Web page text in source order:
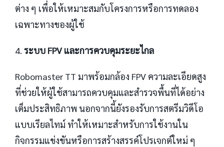
ต่าง ๆ เพื่อให้เหมาะสมกับโครงการหรือการทดลอง
เฉพาะทางของผู้ใช้
4. ระบบ FPV และการควบคุมระยะไกล
Robomaster TT มาพร้อมกล้อง FPV ความละเอียดสูง
ที่ช่วยให้ผู้ใช้สามารถควบคุมและสำรวจพื้นที่ได้อย่าง
เต็มประสิทธิภาพ นอกจากนี้ยังรองรับการสตรีมวิดีโอ
แบบเรียลไทม์ ทำให้เหมาะสำหรับการใช้งานใน
กิจกรรมแข่งขันหรือการสร้างสรรค์โปรเจกต์ใหม่ ๆ